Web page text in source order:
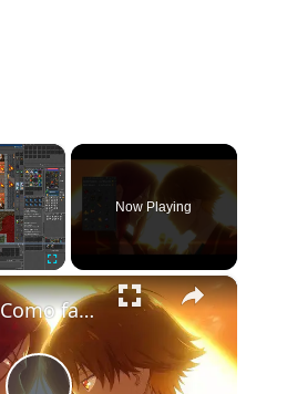
×
Fullscreen
Now Playing
×
RubinOT: Como farmar 2kk de lucro por hora nas Spikes -8